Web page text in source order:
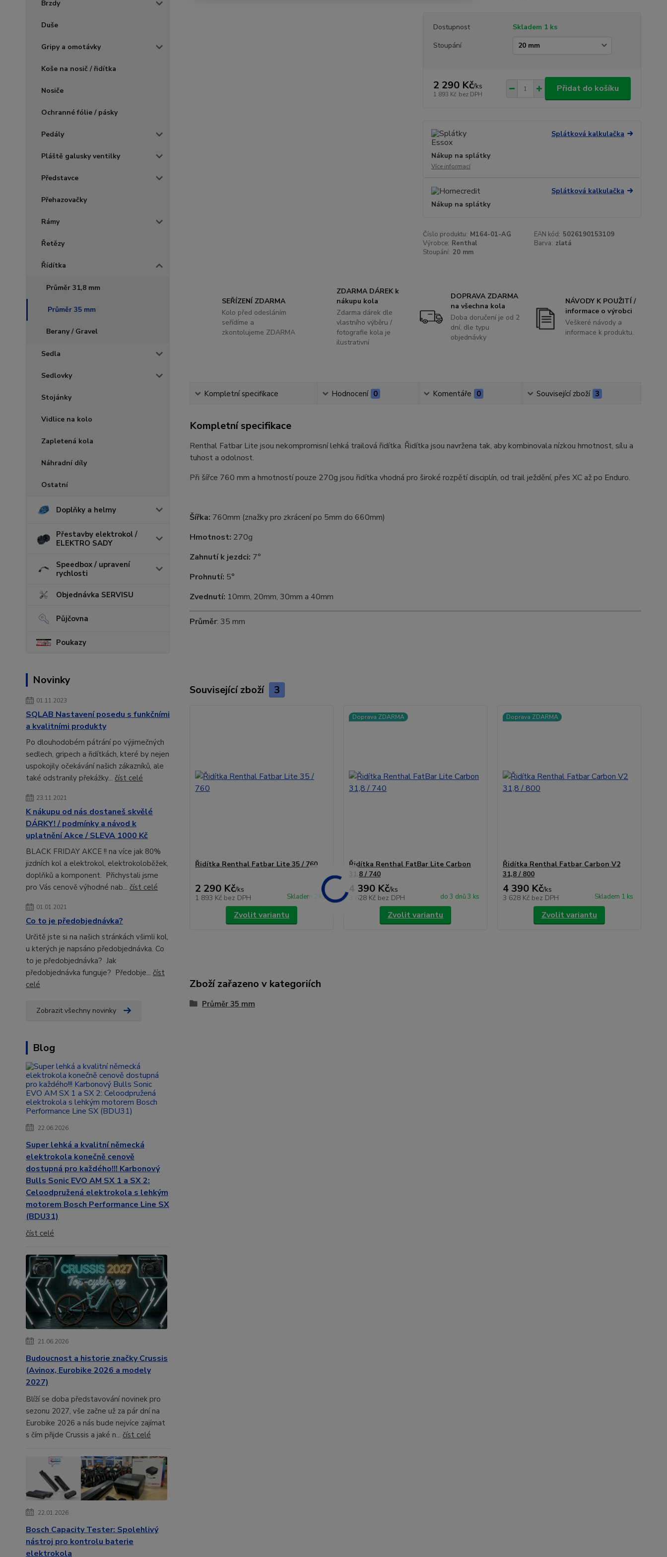
Brzdy
Duše
Gripy a omotávky
Koše na nosič / řidítka
Nosiče
Ochranné fólie / pásky
Pedály
Pláště galusky ventilky
Představce
Přehazovačky
Rámy
Řetězy
Řídítka
Průměr 31,8 mm
Průměr 35 mm
Berany / Gravel
Sedla
Sedlovky
Stojánky
Vidlice na kolo
Zapletená kola
Náhradní díly
Ostatní
Doplňky a helmy
Přestavby elektrokol /
ELEKTRO SADY
Speedbox / upravení
rychlosti
Objednávka SERVISU
Půjčovna
Poukazy
Novinky
01.11.2023
SQLAB Nastavení posedu s funkčními
a kvalitními produkty
Po dlouhodobém pátrání po výjimečných
sedlech, gripech a řidítkách, které by nejen
uspokojily očekávání našich zákazníků, ale
také odstranily překážky... číst celé
23.11.2021
K nákupu od nás dostaneš skvělé
DÁRKY! / podmínky a návod k
uplatnění Akce / SLEVA 1000 Kč
BLACK FRIDAY AKCE !! na více jak 80%
jizdních kol a elektrokol, elektrokoloběžek,
doplňků a komponent. Přichystali jsme
pro Vás cenově výhodné nab... číst celé
01.01.2021
Co to je předobjednávka?
Určitě jste si na našich stránkách všimli kol,
u kterých je napsáno předobjednávka. Co
to je předobjednávka? Jak
předobjednávka funguje? Předobje... číst
celé
Zobrazit všechny novinky
Blog
22.06.2026
Super lehká a kvalitní německá
elektrokola konečně cenově
dostupná pro každého!!! Karbonový
Bulls Sonic EVO AM SX 1 a SX 2:
Celoodpružená elektrokola s lehkým
motorem Bosch Performance Line SX
(BDU31)
číst celé
21.06.2026
Budoucnost a historie značky Crussis
(Avinox, Eurobike 2026 a modely
2027)
Blíží se doba představování novinek pro
sezonu 2027, vše začne už za pár dní na
Eurobike 2026 a nás bude nejvíce zajímat
s čím přijde Crussis a jaké n... číst celé
22.01.2026
Bosch Capacity Tester: Spolehlivý
nástroj pro kontrolu baterie
elektrokola
Dostupnost
Skladem 1 ks
Stoupání
2 290 Kč/ks
1 893 Kč bez DPH
Přidat do košíku
Splátková kalkulačka
Nákup na splátky
Více informací
Splátková kalkulačka
Nákup na splátky
Číslo produktu: M164-01-AG EAN kód: 5026190153109
Výrobce: Renthal Barva: zlatá
Stoupání: 20 mm
SEŘÍZENÍ ZDARMA
Kolo před odesláním
seřídíme a
zkontolujeme ZDARMA
ZDARMA DÁREK k
nákupu kola
Zdarma dárek dle
vlastního výběru /
fotografie kola je
ilustrativní
DOPRAVA ZDARMA
na všechna kola
Doba doručení je od 2
dní, dle typu
objednávky
NÁVODY K POUŽITÍ /
informace o výrobci
Veškeré návody a
informace k produktu.
Kompletní specifikace Hodnocení 0 Komentáře 0 Související zboží 3
Kompletní specifikace
Renthal Fatbar Lite jsou nekompromisní lehká trailová řidítka. Řidítka jsou navržena tak, aby kombinovala nízkou hmotnost, sílu a
tuhost a odolnost.
Při šířce 760 mm a hmotností pouze 270g jsou řidítka vhodná pro široké rozpětí disciplín, od trail ježdění, přes XC až po Enduro.
Šířka: 760mm (znažky pro zkrácení po 5mm do 660mm)
Hmotnost: 270g
Zahnutí k jezdci: 7°
Prohnutí: 5°
Zvednutí: 10mm, 20mm, 30mm a 40mm
Průměr: 35 mm
Související zboží 3
Řidítka Renthal Fatbar Lite 35 / 760
2 290 Kč/ks
1 893 Kč bez DPH Skladem 2 ks
Zvolit variantu
Doprava ZDARMA
Řidítka Renthal FatBar Lite Carbon
31,8 / 740
4 390 Kč/ks
3 628 Kč bez DPH do 3 dnů 3 ks
Zvolit variantu
Doprava ZDARMA
Řidítka Renthal Fatbar Carbon V2
31,8 / 800
4 390 Kč/ks
3 628 Kč bez DPH Skladem 1 ks
Zvolit variantu
Zboží zařazeno v kategoriích
Průměr 35 mm